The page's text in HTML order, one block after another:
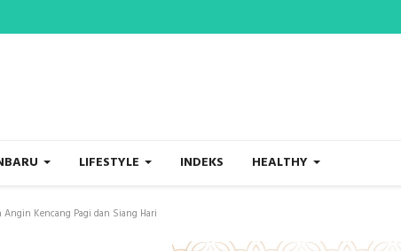
LIFESTYLE INDEKS HEALTHY
Angin Kencang Pagi dan Siang Hari